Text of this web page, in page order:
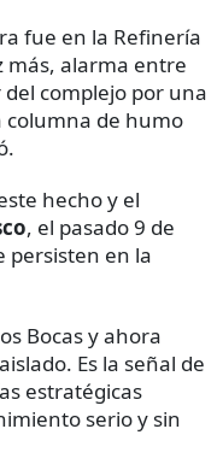
fue en la Refinería
más, alarma entre
complejo por una
columna de humo
hecho y el
, el pasado 9 de
persisten en la
Bocas y ahora
Es la señal de
estratégicas
serio y sin